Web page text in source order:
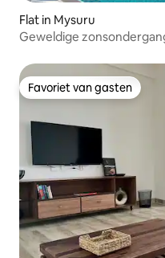
Flat in Mysuru
Geweldige
Favoriet van gasten
Favoriet van gasten